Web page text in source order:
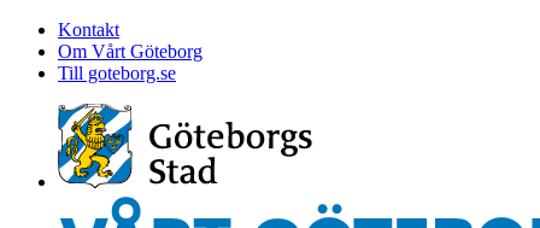
Kontakt
Om Vårt Göteborg
Till goteborg.se